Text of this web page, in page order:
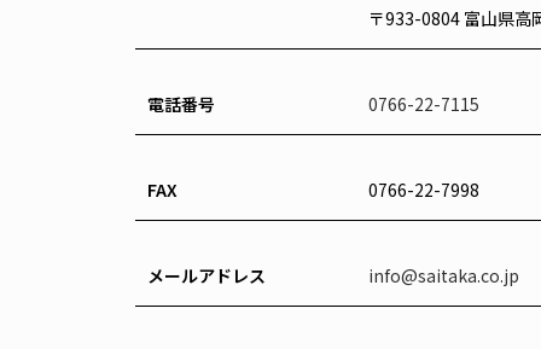
〒933-0804 富山県高
電話番号 0766-22-7115
FAX 0766-22-7998
メールアドレス info@saitaka.co.jp